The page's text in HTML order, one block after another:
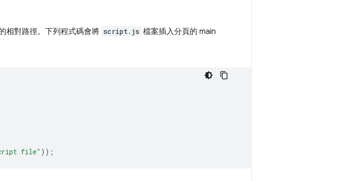
相對路徑。下列程式碼會將 script.js 檔案插入分頁的 main
file" ));